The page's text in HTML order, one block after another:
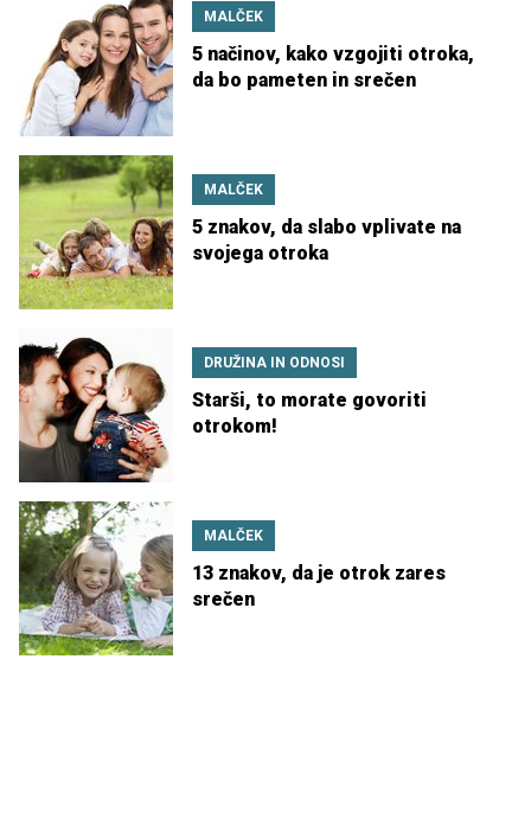
MALČEK
5 načinov, kako vzgojiti otroka,
da bo pameten in srečen
MALČEK
5 znakov, da slabo vplivate na
svojega otroka
DRUŽINA IN ODNOSI
Starši, to morate govoriti
otrokom!
MALČEK
13 znakov, da je otrok zares
srečen